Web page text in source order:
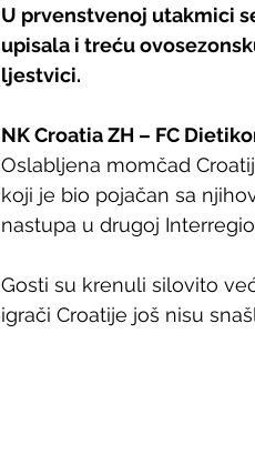
U prvenstvenoj utakmici
upisala i treću
ljestvici.
NK Croatia ZH – FC
Oslabljena momčad
koji je bio pojačan sa
nastupa u drugoj
Gosti su krenuli silovito
igrači Croatije još nisu